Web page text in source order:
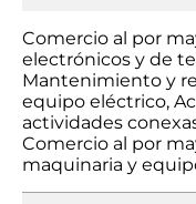
Comercio al por
electrónicos y de
Mantenimiento y
equipo eléctrico,
actividades
Comercio al por
maquinaria y